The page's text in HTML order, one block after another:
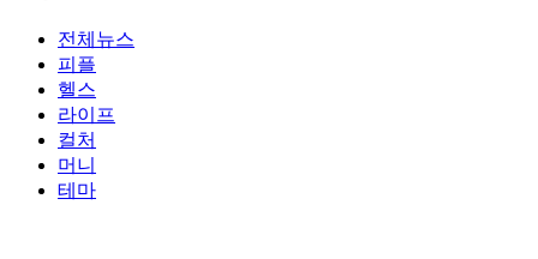
전체뉴스
피플
헬스
라이프
컬처
머니
테마